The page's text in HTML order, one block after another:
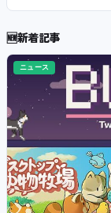
🆕新着記事
ニュース